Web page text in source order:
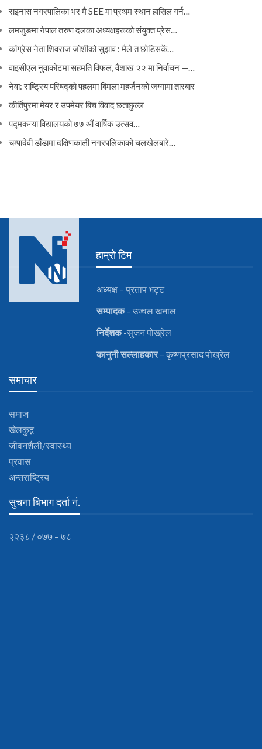
राइनास नगरपालिका भर मै SEE मा प्रथम स्थान हासिल गर्न…
लमजुङमा नेपाल तरुण दलका अध्यक्षहरूको संयुक्त प्रेस…
कांग्रेस नेता शिवराज जोशीको सुझाव : मैले त छोडिसकें…
वाइसीएल नुवाकोटमा सहमति विफल, वैशाख २२ मा निर्वाचन —…
नेवा: राष्ट्रिय परिषद्को पहलमा बिमला महर्जनको जग्गामा तारबार
कीर्तिपुरमा मेयर र उपमेयर बिच विवाद छताछुल्ल
पद्मकन्या विद्यालयको ७७ औं ‌‌वार्षिक ‌उत्सव…
चम्पादेवी डाँडामा दक्षिणकाली नगरपलिकाको चलखेलबारे…
हाम्रो टिम
अध्यक्ष – प्रताप भट्ट
सम्पादक– उज्वल खनाल
निर्देशक-सुजन पोख्रेल
कानुनीसल्लाहकार– कृष्णप्रसाद पोख्रेल
समाचार
समाज
खेलकुद़़
जीवनशैली/स्वास्थ्य
प्रवास
अन्तराष्ट्रिय
सुचना बिभाग दर्ता नं.
२२३८ / ०७७ – ७८